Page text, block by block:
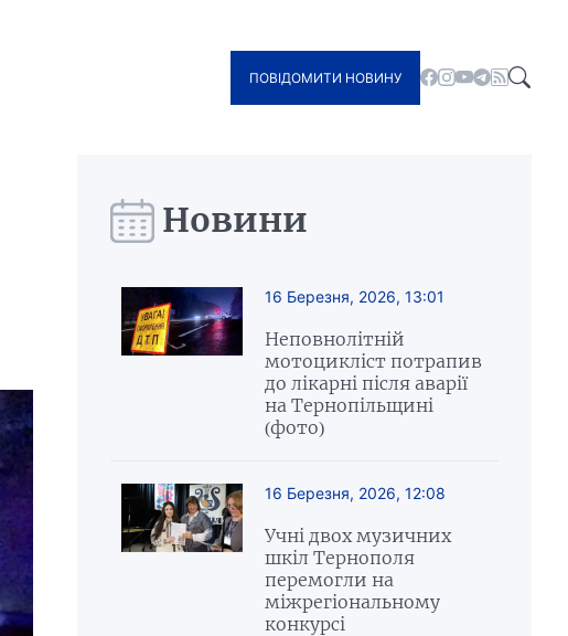
ПОВІДОМИТИ НОВИНУ
Новини
16 Березня, 2026, 13:01
Неповнолітній
мотоцикліст потрапив
до лікарні після аварії
на Тернопільщині
(фото)
16 Березня, 2026, 12:08
Учні двох музичних
шкіл Тернополя
перемогли на
міжрегіональному
конкурсі